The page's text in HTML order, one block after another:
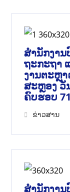
ສຳນັກງາ
ຖະກະຖາ
ງານຕະຫຼ
ສະຫຼອງ ວັ
ຄົບຮອບ
ຂ່າວສານ
ສຳນັກງານ